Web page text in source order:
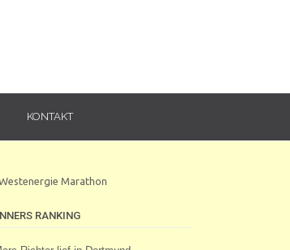
KONTAKT
RANKING